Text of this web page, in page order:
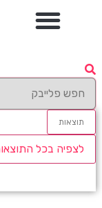
תוצאות
לצפיה בכל